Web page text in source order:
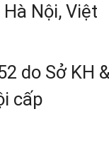
SG9
Nội, Việt
do Sở KH &
cấp